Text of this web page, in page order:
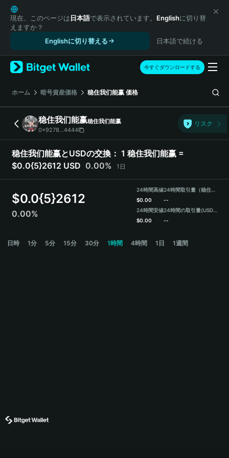
English
日本語
Tiếng Việt
Español (Latinoamérica)
Türkçe
Français
Deutsch
简体中文
繁體中文
Português (Portugal)
Bahasa Indonesia
ภาษาไทย
हिन्दी
Español
Português (Brasil)
現在、このページは日本語で表示されています。 Englishに切り替
えますか？
Englishに切り替える
日本語で続ける
今すぐダウンロードする
ホーム 暗号資産価格 稳住我们能赢 価格
稳住我们能赢稳住我们能赢
0x9278...4444
リスク
稳住我们能赢とUSDの交換： 1 稳住我们能赢 =
$0.0{5}2612 USD 0.00% 1日
$0.0{5}2612
0.00%
24時間高値
$0.00
24時間安値
$0.00
24時間取引量（稳住我们能赢）
--
24時間の取引量(USDT)
--
日時 1分 5分 15分 30分 1時間 4時間 1日 1週間